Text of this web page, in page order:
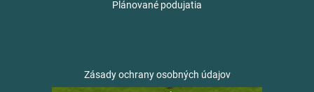
Plánované podujatia
Zásady ochrany osobných údajov